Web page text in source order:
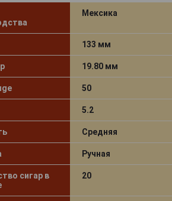
Мексика
133 мм
19.80 мм
50
5.2
Средняя
Ручная
сигар в
20